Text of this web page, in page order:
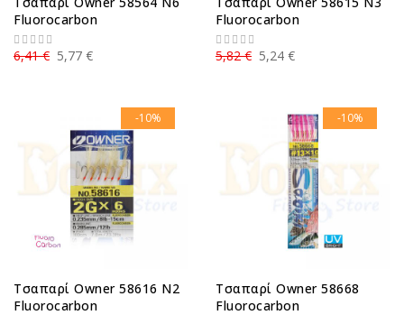
Fluorocarbon
5,77 €
6,41 €
Fluorocarbon
5,24 €
5,82 €
-10%
Τσαπαρί Owner 58616 N2
Fluorocarbon
-10%
Τσαπαρί Owner 58668
Fluorocarbon